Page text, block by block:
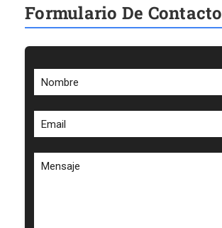
Formulario De Contacto
Nombre
Email
Mensaje